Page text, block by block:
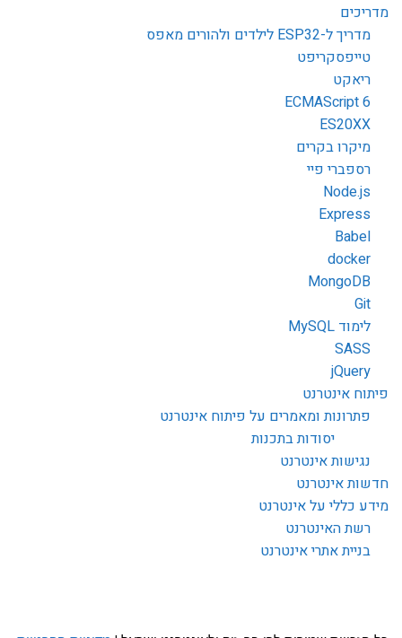
מדריכים
מדריך ל-ESP32 לילדים ולהורים מאפס
טייפסקריפט
ריאקט
ECMAScript 6
ES20XX
מיקרו בקרים
רספברי פיי
Node.js
Express
Babel
docker
MongoDB
Git
לימוד MySQL
SASS
jQuery
פיתוח אינטרנט
פתרונות ומאמרים על פיתוח אינטרנט
יסודות בתכנות
נגישות אינטרנט
חדשות אינטרנט
מידע כללי על אינטרנט
רשת האינטרנט
בניית אתרי אינטרנט